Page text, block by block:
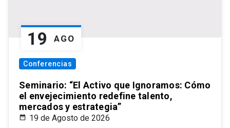
19 AGO
Conferencias
Seminario: “El Activo que Ignoramos: Cómo
el envejecimiento redefine talento,
mercados y estrategia”
19 de Agosto de 2026